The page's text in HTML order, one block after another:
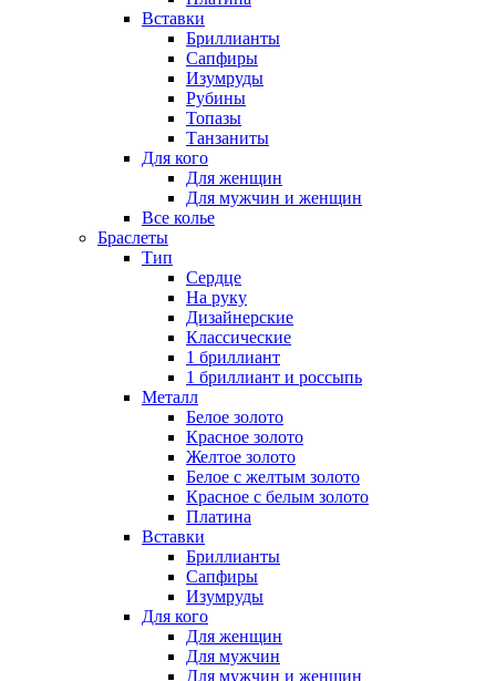
Вставки
Бриллианты
Сапфиры
Изумруды
Рубины
Топазы
Танзаниты
Для кого
Для женщин
Для мужчин и женщин
Все колье
Браслеты
Тип
Сердце
На руку
Дизайнерские
Классические
1 бриллиант
1 бриллиант и россыпь
Металл
Белое золото
Красное золото
Желтое золото
Белое с желтым золото
Красное с белым золото
Платина
Вставки
Бриллианты
Сапфиры
Изумруды
Для кого
Для женщин
Для мужчин
Для мужчин и женщин